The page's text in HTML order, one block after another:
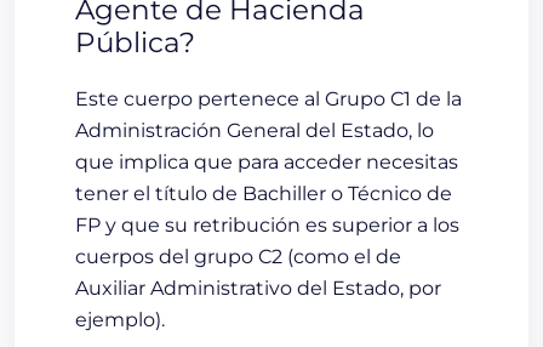
Agente de Hacienda
Pública?
Este cuerpo pertenece al Grupo C1 de la
Administración General del Estado, lo
que implica que para acceder necesitas
tener el título de Bachiller o Técnico de
FP y que su retribución es superior a los
cuerpos del grupo C2 (como el de
Auxiliar Administrativo del Estado, por
ejemplo).